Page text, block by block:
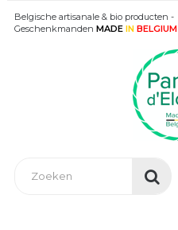
Belgische artisanale & bio producten -
Geschenkmanden MADE IN BELGIUM